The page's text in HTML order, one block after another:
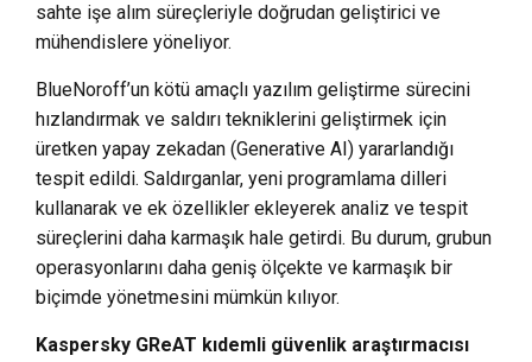
sahte işe alım süreçleriyle doğrudan geliştirici ve
mühendislere yöneliyor.
BlueNoroff’un kötü amaçlı yazılım geliştirme sürecini
hızlandırmak ve saldırı tekniklerini geliştirmek için
üretken yapay zekadan (Generative AI) yararlandığı
tespit edildi. Saldırganlar, yeni programlama dilleri
kullanarak ve ek özellikler ekleyerek analiz ve tespit
süreçlerini daha karmaşık hale getirdi. Bu durum, grubun
operasyonlarını daha geniş ölçekte ve karmaşık bir
biçimde yönetmesini mümkün kılıyor.
Kaspersky GReAT kıdemli güvenlik araştırmacısı